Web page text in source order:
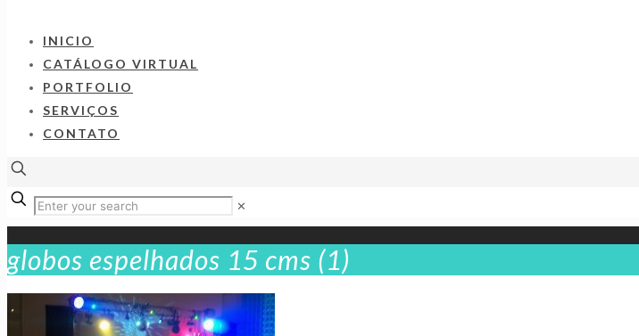
INICIO
CATÁLOGO VIRTUAL
PORTFOLIO
SERVIÇOS
CONTATO
✕
globos espelhados 15 cms (1)